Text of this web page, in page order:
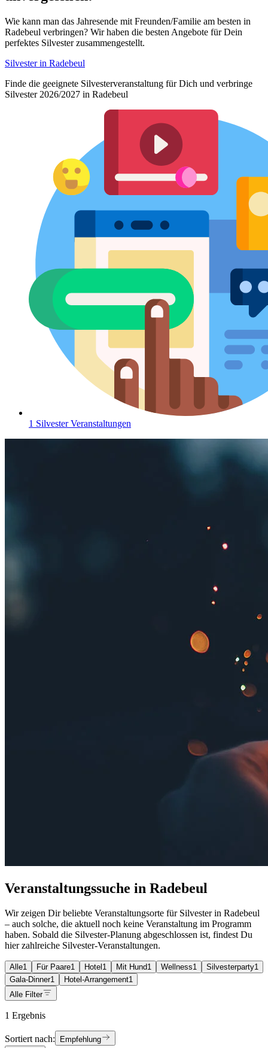
Wie kann man das Jahresende mit Freunden/Familie am besten in
Radebeul verbringen? Wir haben die besten Angebote für Dein
perfektes Silvester zusammengestellt.
Silvester in Radebeul
Finde die geeignete Silvesterveranstaltung für Dich und verbringe
Silvester 2026/2027 in Radebeul
1 Silvester Veranstaltungen
Veranstaltungssuche in Radebeul
Wir zeigen Dir beliebte Veranstaltungsorte für Silvester in Radebeul
– auch solche, die aktuell noch keine Veranstaltung im Programm
haben. Sobald die Silvester-Planung abgeschlossen ist, findest Du
hier zahlreiche Silvester-Veranstaltungen.
Alle1 Für Paare1 Hotel 1 Mit Hund1 Wellness1 Silvesterparty1
Gala-Dinner1 Hotel-Arrangement1
Alle Filter
1 Ergebnis
Sortiert nach: Empfehlung